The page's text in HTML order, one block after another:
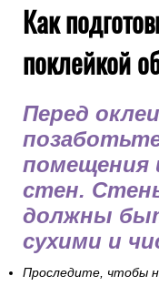
Как
поклейкой
Перед
помещения
стен.
должны
сухими и
Проследите, чтобы